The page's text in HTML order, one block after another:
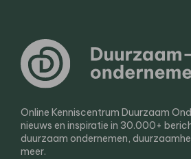
Online Kenniscentrum Duurzaam
nieuws en inspiratie in 30.000+
duurzaam ondernemen,
meer.